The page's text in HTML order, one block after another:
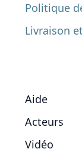
Politique
Livraison
Aide
Acteurs
Vidéo